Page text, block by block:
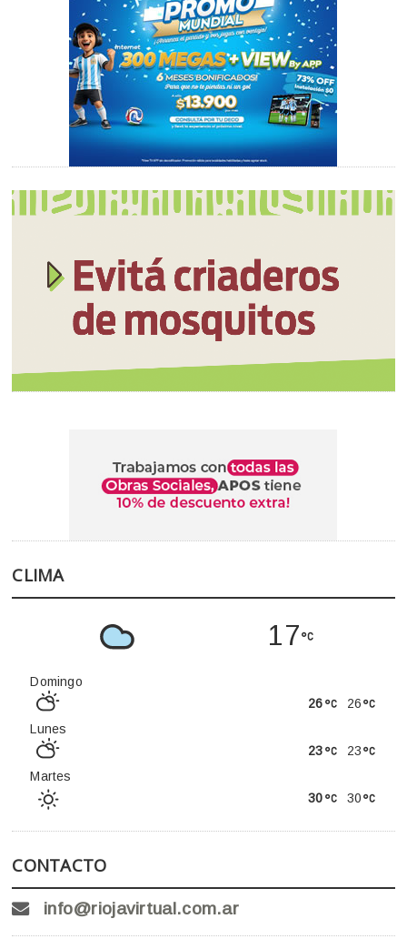
CLIMA
17
Domingo
26
26
Lunes
23
23
Martes
30
30
CONTACTO
info@riojavirtual.com.ar